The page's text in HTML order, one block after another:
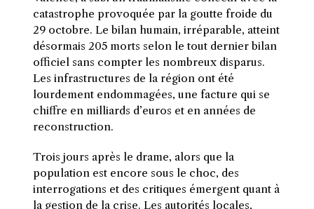
catastrophe provoquée par la goutte froide du
29 octobre. Le bilan humain, irréparable, atteint
désormais 205 morts selon le tout dernier bilan
officiel sans compter les nombreux disparus.
Les infrastructures de la région ont été
lourdement endommagées, une facture qui se
chiffre en milliards d’euros et en années de
reconstruction.
Trois jours après le drame, alors que la
population est encore sous le choc, des
interrogations et des critiques émergent quant à
la gestion de la crise. Les autorités locales,